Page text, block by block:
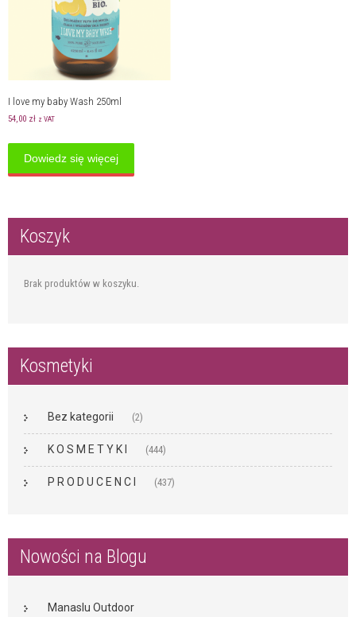
I love my baby Wash 250ml
54,00 zł z VAT
Dowiedz się więcej
Koszyk
Brak produktów w koszyku.
Kosmetyki
Bez kategorii (2)
K O S M E T Y K I (444)
P R O D U C E N C I (437)
Nowości na Blogu
Manaslu Outdoor